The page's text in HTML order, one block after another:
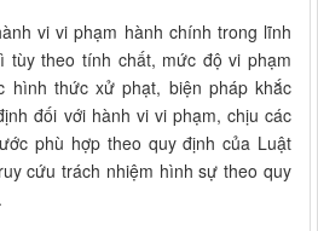
vi vi phạm hành chính trong lĩnh
tùy theo tính chất, mức độ vi phạm
hình thức xử phạt, biện pháp khắc
đối với hành vi vi phạm, chịu các
phù hợp theo quy định của Luật
cứu trách nhiệm hình sự theo quy